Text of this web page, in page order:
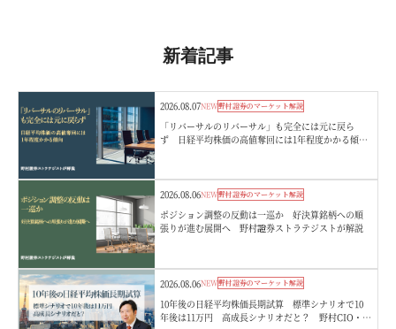
新着記事
2026.08.07NEW野村證券のマーケット解説
「リバーサルのリバーサル」も完全には元に戻ら
ず 日経平均株価の高値奪回には1年程度かかる傾
2026.08.06NEW野村證券のマーケット解説
ポジション調整の反動は一巡か 好決算銘柄への順
張りが進む展開へ 野村證券ストラテジストが解説
2026.08.06NEW野村證券のマーケット解説
10年後の日経平均株価長期試算 標準シナリオで10
年後は11万円 高成長シナリオだと？ 野村CIO・宮